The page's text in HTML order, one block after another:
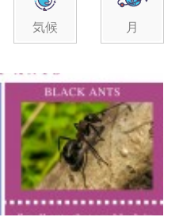
気候 月